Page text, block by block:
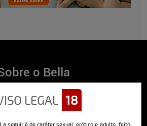
LEGAL 18
a seguir é de caráter sexual, erótico e adulto, feito
o Bella
maior e mais longeva revista masculina digital
fotográficos e vídeos exclusivos de alta
editorial sobre saúde, esportes, moda,